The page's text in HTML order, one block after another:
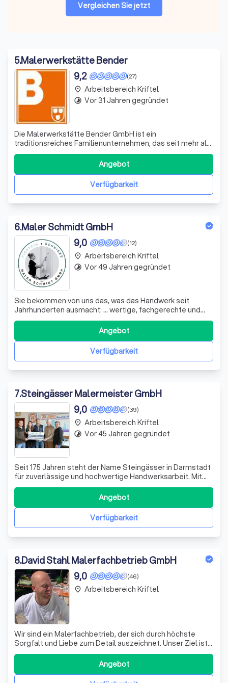
Vergleichen Sie jetzt
5.Malerwerkstätte Bender
(27)
9,2
Die Malerwerkstätte Bender GmbH ist ein
traditionsreiches Familienunternehmen, das seit mehr als
100 Jahren besteht und von Generation zu Generation
weitergegeben wird. Unser Team, angeführt von Maler-
und Lackierermeister Maximilian Bender, besteht aus fünf
Malergesellen, einem Auszubildenden und e
Verfügbarkeit
Angebot
place Arbeitsbereich Kriftel
timelapse Vor 31 Jahren gegründet
6.Maler Schmidt GmbH
(12)
9,0
Sie bekommen von uns das, was das Handwerk seit
Jahrhunderten ausmacht: … wertige, fachgerechte und
saubere Arbeit. Wir werden mit Farben, Putzen und
Spachtelmasse Ihren Wohn(t)raum verwirklichen.
Verfügbarkeit
Angebot
place Arbeitsbereich Kriftel
timelapse Vor 49 Jahren gegründet
7.Steingässer Malermeister GmbH
(39)
9,0
Seit 175 Jahren steht der Name Steingässer in Darmstadt
für zuverlässige und hochwertige Handwerksarbeit. Mit
unserer langjährigen Tradition, dem Blick für das große
Ganze und unserer Liebe zum Detail sind wir der ideale
Ansprechpartner, wenn es um die perfekte
Bestandserhaltung bestehender Gebäude
Verfügbarkeit
Angebot
place Arbeitsbereich Kriftel
timelapse Vor 45 Jahren gegründet
8.David Stahl Malerfachbetrieb GmbH
(46)
9,0
Wir sind ein Malerfachbetrieb, der sich durch höchste
Sorgfalt und Liebe zum Detail auszeichnet. Unser Ziel ist
es, Sie als Kunden mit unserer qualitativ hochwertigen
Arbeit zu überzeugen und Ihre vollste Zufriedenheit zu
erreichen. Wir legen großen Wert auf eine sorgfältige und
Angebot
place Arbeitsbereich Kriftel